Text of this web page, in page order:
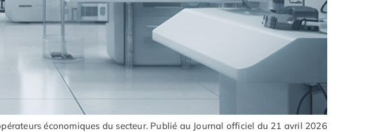
économiques du secteur. Publié au Journal officiel du 21 avril 2026